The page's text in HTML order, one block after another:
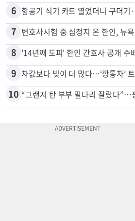
5 쌀·라면 값 최대 80% 할인…H마트
6
7 변호사시험 중 심정지 온 한인, 뉴
8 '14년째 도피' 한인 간호사 공개 수
9 차값보다 빚이 더 많다…‘깡통차’